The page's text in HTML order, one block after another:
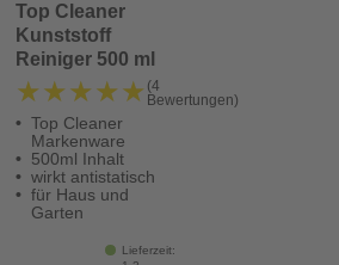
Top Cleaner
Kunststoff
Reiniger 500 ml
★★★★★
★★★★★ (4
Bewertungen)
Top Cleaner
Markenware
500ml Inhalt
wirkt antistatisch
für Haus und
Garten
Lieferzeit: